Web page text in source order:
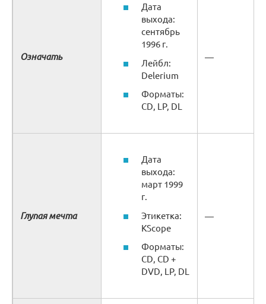
Означать
Дата
выхода:
сентябрь
1996 г.
Лейбл:
Delerium
Форматы:
CD, LP, DL
—
Глупая мечта
Дата
выхода:
март 1999
г.
Этикетка:
KScope
Форматы:
CD, CD +
DVD, LP, DL
—